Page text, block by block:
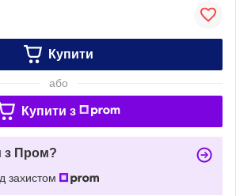
Купити
або
Купити з
з Пром?
захистом